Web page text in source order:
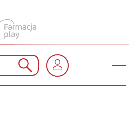
Polpharmy
KONKURSY